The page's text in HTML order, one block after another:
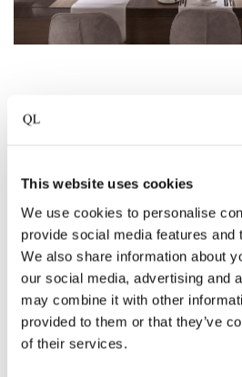
This website uses cookies
We use cookies to personalise
provide social media features and
We also share information about
our social media, advertising and
may combine it with other
provided to them or that they’ve
of their services.
SERVICES
Een tien meter lang
dak
The Attic spa